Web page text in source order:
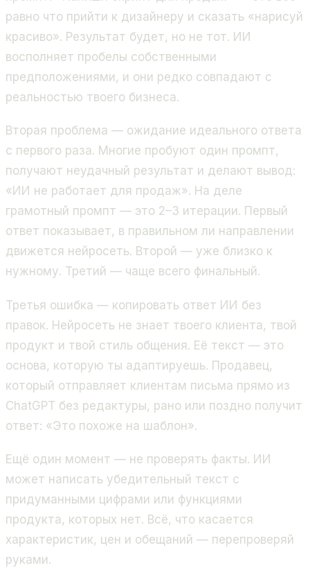
равно что прийти к дизайнеру и сказать «нарисуй
красиво». Результат будет, но не тот. ИИ
восполняет пробелы собственными
предположениями, и они редко совпадают с
реальностью твоего бизнеса.
Вторая проблема — ожидание идеального ответа
с первого раза. Многие пробуют один промпт,
получают неудачный результат и делают вывод:
«ИИ не работает для продаж». На деле
грамотный промпт — это 2–3 итерации. Первый
ответ показывает, в правильном ли направлении
движется нейросеть. Второй — уже близко к
нужному. Третий — чаще всего финальный.
Третья ошибка — копировать ответ ИИ без
правок. Нейросеть не знает твоего клиента, твой
продукт и твой стиль общения. Её текст — это
основа, которую ты адаптируешь. Продавец,
который отправляет клиентам письма прямо из
ChatGPT без редактуры, рано или поздно получит
ответ: «Это похоже на шаблон».
Ещё один момент — не проверять факты. ИИ
может написать убедительный текст с
придуманными цифрами или функциями
продукта, которых нет. Всё, что касается
характеристик, цен и обещаний — перепроверяй
руками.